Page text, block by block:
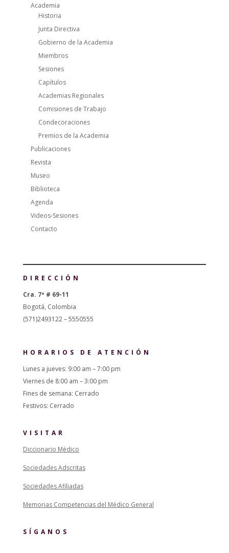
Academia
Historia
Junta Directiva
Gobierno de la Academia
Miembros
Sesiones
Capítulos
Academias Regionales
Comisiones de Trabajo
Condecoraciones
Premios de la Academia
Publicaciones
Revista
Museo
Biblioteca
Agenda
Videos-Sesiones
Contacto
DIRECCIÓN
Cra. 7ª # 69-11
Bogotá, Colombia
(571)2493122 – 5550555
HORARIOS DE ATENCIÓN
Lunes a jueves: 9:00 am – 7:00 pm
Viernes de 8:00 am – 3:00 pm
Fines de semana: Cerrado
Festivos: Cerrado
VISITAR
Diccionario Médico
Sociedades Adscritas
Sociedades Afiliadas
Memorias Competencias del Médico General
SÍGANOS